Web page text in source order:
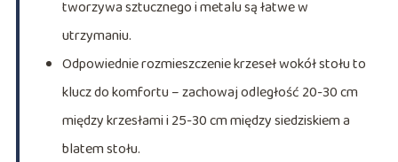
tworzywa sztucznego i metalu są łatwe w
utrzymaniu.
Odpowiednie rozmieszczenie krzeseł wokół stołu to
klucz do komfortu – zachowaj odległość 20-30 cm
między krzesłami i 25-30 cm między siedziskiem a
blatem stołu.